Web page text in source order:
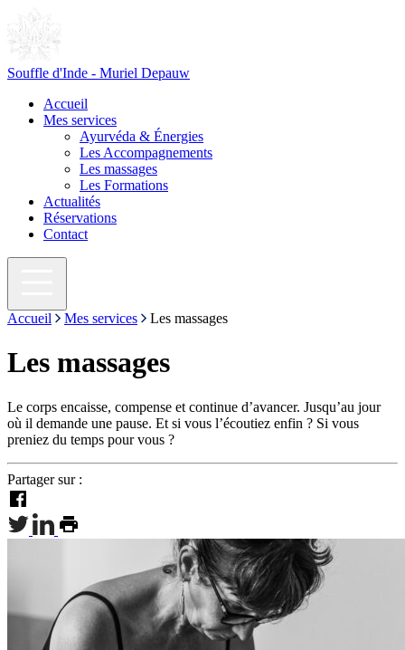
Souffle d'Inde - Muriel Depauw
Accueil
Mes services
Ayurvéda & Énergies
Les Accompagnements
Les massages
Les Formations
Actualités
Réservations
Contact
Accueil Mes services Les massages
Les massages
Le corps encaisse, compense et continue d’avancer. Jusqu’au jour
où il demande une pause. Et si vous l’écoutiez enfin ? Si vous
preniez du temps pour vous ?
Partager sur :